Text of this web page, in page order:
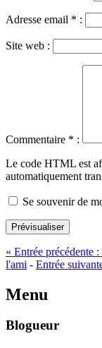
Adresse email * :
Site web :
Commentaire * :
Le code HTML est
automatiquement
Se souvenir de
Prévisualiser
« Entrée précédente :
l'ami - Entrée
Menu
Blogueur